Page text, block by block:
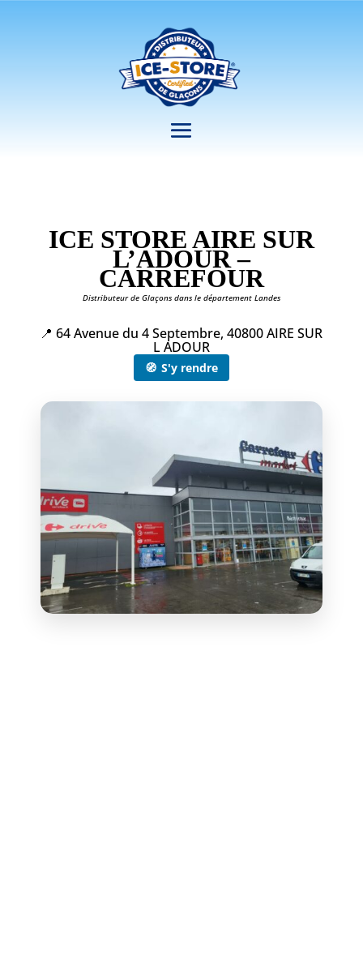
ICE STORE AIRE SUR
L’ADOUR –
CARREFOUR
Distributeur de Glaçons dans le département Landes
📍 64 Avenue du 4 Septembre, 40800 AIRE SUR
L ADOUR
🧭 S'y rendre